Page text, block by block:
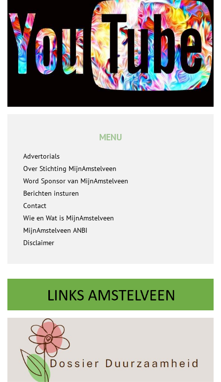
MENU
Advertorials
Over Stichting MijnAmstelveen
Word Sponsor van MijnAmstelveen
Berichten insturen
Contact
Wie en Wat is MijnAmstelveen
MijnAmstelveen ANBI
Disclaimer